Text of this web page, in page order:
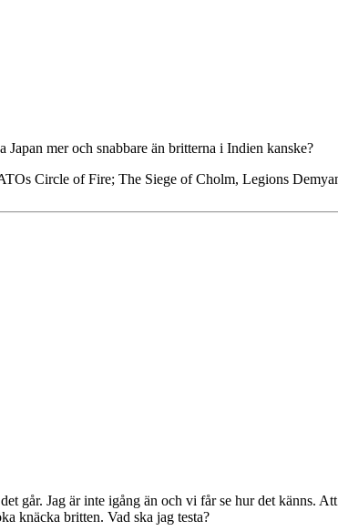
mer och snabbare än britterna i Indien kanske?
Circle of Fire; The Siege of Cholm, Legions
går. Jag är inte igång än och vi får se hur det känns.
knäcka britten. Vad ska jag testa?